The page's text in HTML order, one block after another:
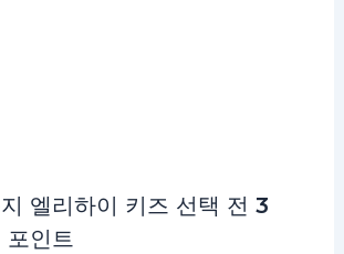
엘리하이 키즈 선택 전 3
포인트